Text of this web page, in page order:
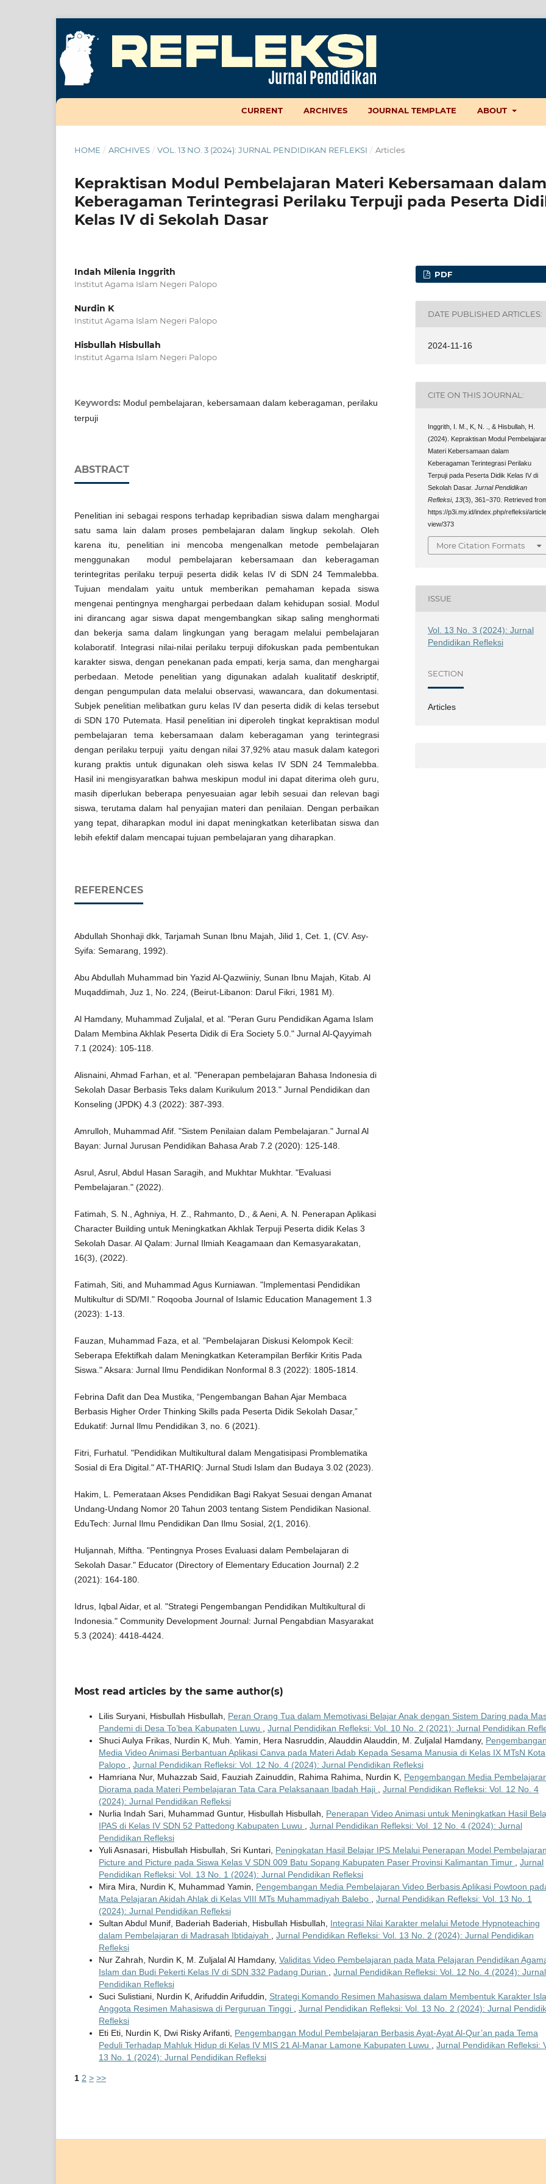
CURRENT ARCHIVES JOURNAL TEMPLATE ABOUT
HOME / ARCHIVES / VOL. 13 NO. 3 (2024): JURNAL PENDIDIKAN REFLEKSI / Articles
Kepraktisan Modul Pembelajaran Materi Kebersamaan dalam
Keberagaman Terintegrasi Perilaku Terpuji pada Peserta
Kelas IV di Sekolah Dasar
Indah Milenia Inggrith
Institut Agama Islam Negeri Palopo
Nurdin K
Institut Agama Islam Negeri Palopo
Hisbullah Hisbullah
Institut Agama Islam Negeri Palopo
Keywords: Modul pembelajaran, kebersamaan dalam keberagaman, perilaku
terpuji
ABSTRACT
Penelitian ini sebagai respons terhadap kepribadian siswa dalam menghargai
satu sama lain dalam proses pembelajaran dalam lingkup sekolah. Oleh
karena itu, penelitian ini mencoba mengenalkan metode pembelajaran
menggunakan modul pembelajaran kebersamaan dan keberagaman
terintegritas perilaku terpuji peserta didik kelas IV di SDN 24 Temmalebba.
Tujuan mendalam yaitu untuk memberikan pemahaman kepada siswa
mengenai pentingnya menghargai perbedaan dalam kehidupan sosial. Modul
ini dirancang agar siswa dapat mengembangkan sikap saling menghormati
dan bekerja sama dalam lingkungan yang beragam melalui pembelajaran
kolaboratif. Integrasi nilai-nilai perilaku terpuji difokuskan pada pembentukan
karakter siswa, dengan penekanan pada empati, kerja sama, dan menghargai
perbedaan. Metode penelitian yang digunakan adalah kualitatif deskriptif,
dengan pengumpulan data melalui observasi, wawancara, dan dokumentasi.
Subjek penelitian melibatkan guru kelas IV dan peserta didik di kelas tersebut
di SDN 170 Putemata. Hasil penelitian ini diperoleh tingkat kepraktisan modul
pembelajaran tema kebersamaan dalam keberagaman yang terintegrasi
dengan perilaku terpuji yaitu dengan nilai 37,92% atau masuk dalam kategori
kurang praktis untuk digunakan oleh siswa kelas IV SDN 24 Temmalebba.
Hasil ini mengisyaratkan bahwa meskipun modul ini dapat diterima oleh guru,
masih diperlukan beberapa penyesuaian agar lebih sesuai dan relevan bagi
siswa, terutama dalam hal penyajian materi dan penilaian. Dengan perbaikan
yang tepat, diharapkan modul ini dapat meningkatkan keterlibatan siswa dan
lebih efektif dalam mencapai tujuan pembelajaran yang diharapkan.
REFERENCES
Abdullah Shonhaji dkk, Tarjamah Sunan Ibnu Majah, Jilid 1, Cet. 1, (CV. Asy-
Syifa: Semarang, 1992).
Abu Abdullah Muhammad bin Yazid Al-Qazwiiniy, Sunan Ibnu Majah, Kitab. Al
Muqaddimah, Juz 1, No. 224, (Beirut-Libanon: Darul Fikri, 1981 M).
Al Hamdany, Muhammad Zuljalal, et al. "Peran Guru Pendidikan Agama Islam
Dalam Membina Akhlak Peserta Didik di Era Society 5.0." Jurnal Al-Qayyimah
7.1 (2024): 105-118.
Alisnaini, Ahmad Farhan, et al. "Penerapan pembelajaran Bahasa Indonesia di
Sekolah Dasar Berbasis Teks dalam Kurikulum 2013." Jurnal Pendidikan dan
Konseling (JPDK) 4.3 (2022): 387-393.
Amrulloh, Muhammad Afif. "Sistem Penilaian dalam Pembelajaran." Jurnal Al
Bayan: Jurnal Jurusan Pendidikan Bahasa Arab 7.2 (2020): 125-148.
Asrul, Asrul, Abdul Hasan Saragih, and Mukhtar Mukhtar. "Evaluasi
Pembelajaran." (2022).
Fatimah, S. N., Aghniya, H. Z., Rahmanto, D., & Aeni, A. N. Penerapan Aplikasi
Character Building untuk Meningkatkan Akhlak Terpuji Peserta didik Kelas 3
Sekolah Dasar. Al Qalam: Jurnal Ilmiah Keagamaan dan Kemasyarakatan,
16(3), (2022).
Fatimah, Siti, and Muhammad Agus Kurniawan. "Implementasi Pendidikan
Multikultur di SD/MI." Roqooba Journal of Islamic Education Management 1.3
(2023): 1-13.
Fauzan, Muhammad Faza, et al. "Pembelajaran Diskusi Kelompok Kecil:
Seberapa Efektifkah dalam Meningkatkan Keterampilan Berfikir Kritis Pada
Siswa." Aksara: Jurnal Ilmu Pendidikan Nonformal 8.3 (2022): 1805-1814.
Febrina Dafit dan Dea Mustika, “Pengembangan Bahan Ajar Membaca
Berbasis Higher Order Thinking Skills pada Peserta Didik Sekolah Dasar,”
Edukatif: Jurnal Ilmu Pendidikan 3, no. 6 (2021).
Fitri, Furhatul. "Pendidikan Multikultural dalam Mengatisipasi Promblematika
Sosial di Era Digital." AT-THARIQ: Jurnal Studi Islam dan Budaya 3.02 (2023).
Hakim, L. Pemerataan Akses Pendidikan Bagi Rakyat Sesuai dengan Amanat
Undang-Undang Nomor 20 Tahun 2003 tentang Sistem Pendidikan Nasional.
EduTech: Jurnal Ilmu Pendidikan Dan Ilmu Sosial, 2(1, 2016).
Huljannah, Miftha. "Pentingnya Proses Evaluasi dalam Pembelajaran di
Sekolah Dasar." Educator (Directory of Elementary Education Journal) 2.2
(2021): 164-180.
Idrus, Iqbal Aidar, et al. "Strategi Pengembangan Pendidikan Multikultural di
Indonesia." Community Development Journal: Jurnal Pengabdian Masyarakat
5.3 (2024): 4418-4424.
PDF
DATE PUBLISHED ARTICLES:
2024-11-16
CITE ON THIS JOURNAL:
Inggrith, I. M., K, N. ., & Hisbullah, H.
(2024). Kepraktisan Modul
Materi Kebersamaan dalam
Keberagaman Terintegrasi Perilaku
Terpuji pada Peserta Didik Kelas IV di
Sekolah Dasar.Jurnal Pendidikan
Refleksi, 13(3), 361–370. Retrieved
https://p3i.my.id/index.php/refleksi/
view/373
More Citation Formats
ISSUE
Vol. 13 No. 3 (2024): Jurnal
Pendidikan Refleksi
SECTION
Articles
Most read articles by the same author(s)
Lilis Suryani, Hisbullah Hisbullah, Peran Orang Tua dalam Memotivasi Belajar Anak dengan Sistem Daring pada
Pandemi di Desa To’bea Kabupaten Luwu , Jurnal Pendidikan Refleksi: Vol. 10 No. 2 (2021): Jurnal Pendidikan
Shuci Aulya Frikas, Nurdin K, Muh. Yamin, Hera Nasruddin, Alauddin Alauddin, M. Zuljalal Hamdany, Pengembangan
Media Video Animasi Berbantuan Aplikasi Canva pada Materi Adab Kepada Sesama Manusia di Kelas IX MTsN Kota
Palopo , Jurnal Pendidikan Refleksi: Vol. 12 No. 4 (2024): Jurnal Pendidikan Refleksi
Hamriana Nur, Muhazzab Said, Fauziah Zainuddin, Rahima Rahima, Nurdin K, Pengembangan Media
Diorama pada Materi Pembelajaran Tata Cara Pelaksanaan Ibadah Haji , Jurnal Pendidikan Refleksi: Vol. 12 No. 4
(2024): Jurnal Pendidikan Refleksi
Nurlia Indah Sari, Muhammad Guntur, Hisbullah Hisbullah, Penerapan Video Animasi untuk Meningkatkan Hasil
IPAS di Kelas IV SDN 52 Pattedong Kabupaten Luwu , Jurnal Pendidikan Refleksi: Vol. 12 No. 4 (2024): Jurnal
Pendidikan Refleksi
Yuli Asnasari, Hisbullah Hisbullah, Sri Kuntari, Peningkatan Hasil Belajar IPS Melalui Penerapan Model Pembelajaran
Picture and Picture pada Siswa Kelas V SDN 009 Batu Sopang Kabupaten Paser Provinsi Kalimantan Timur , Jurnal
Pendidikan Refleksi: Vol. 13 No. 1 (2024): Jurnal Pendidikan Refleksi
Mira Mira, Nurdin K, Muhammad Yamin, Pengembangan Media Pembelajaran Video Berbasis Aplikasi Powtoon
Mata Pelajaran Akidah Ahlak di Kelas VIII MTs Muhammadiyah Balebo , Jurnal Pendidikan Refleksi: Vol. 13 No. 1
(2024): Jurnal Pendidikan Refleksi
Sultan Abdul Munif, Baderiah Baderiah, Hisbullah Hisbullah, Integrasi Nilai Karakter melalui Metode Hypnoteaching
dalam Pembelajaran di Madrasah Ibtidaiyah , Jurnal Pendidikan Refleksi: Vol. 13 No. 2 (2024): Jurnal Pendidikan
Refleksi
Nur Zahrah, Nurdin K, M. Zuljalal Al Hamdany, Validitas Video Pembelajaran pada Mata Pelajaran Pendidikan
Islam dan Budi Pekerti Kelas IV di SDN 332 Padang Durian , Jurnal Pendidikan Refleksi: Vol. 12 No. 4 (2024): Jurnal
Pendidikan Refleksi
Suci Sulistiani, Nurdin K, Arifuddin Arifuddin, Strategi Komando Resimen Mahasiswa dalam Membentuk Karakter
Anggota Resimen Mahasiswa di Perguruan Tinggi , Jurnal Pendidikan Refleksi: Vol. 13 No. 2 (2024): Jurnal
Refleksi
Eti Eti, Nurdin K, Dwi Risky Arifanti, Pengembangan Modul Pembelajaran Berbasis Ayat-Ayat Al-Qur’an pada Tema
Peduli Terhadap Mahluk Hidup di Kelas IV MIS 21 Al-Manar Lamone Kabupaten Luwu , Jurnal Pendidikan Refleksi:
13 No. 1 (2024): Jurnal Pendidikan Refleksi
1 2 > >>